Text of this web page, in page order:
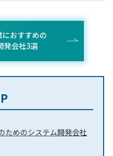
おすすめの
発会社3選
ためのシステム開発会社